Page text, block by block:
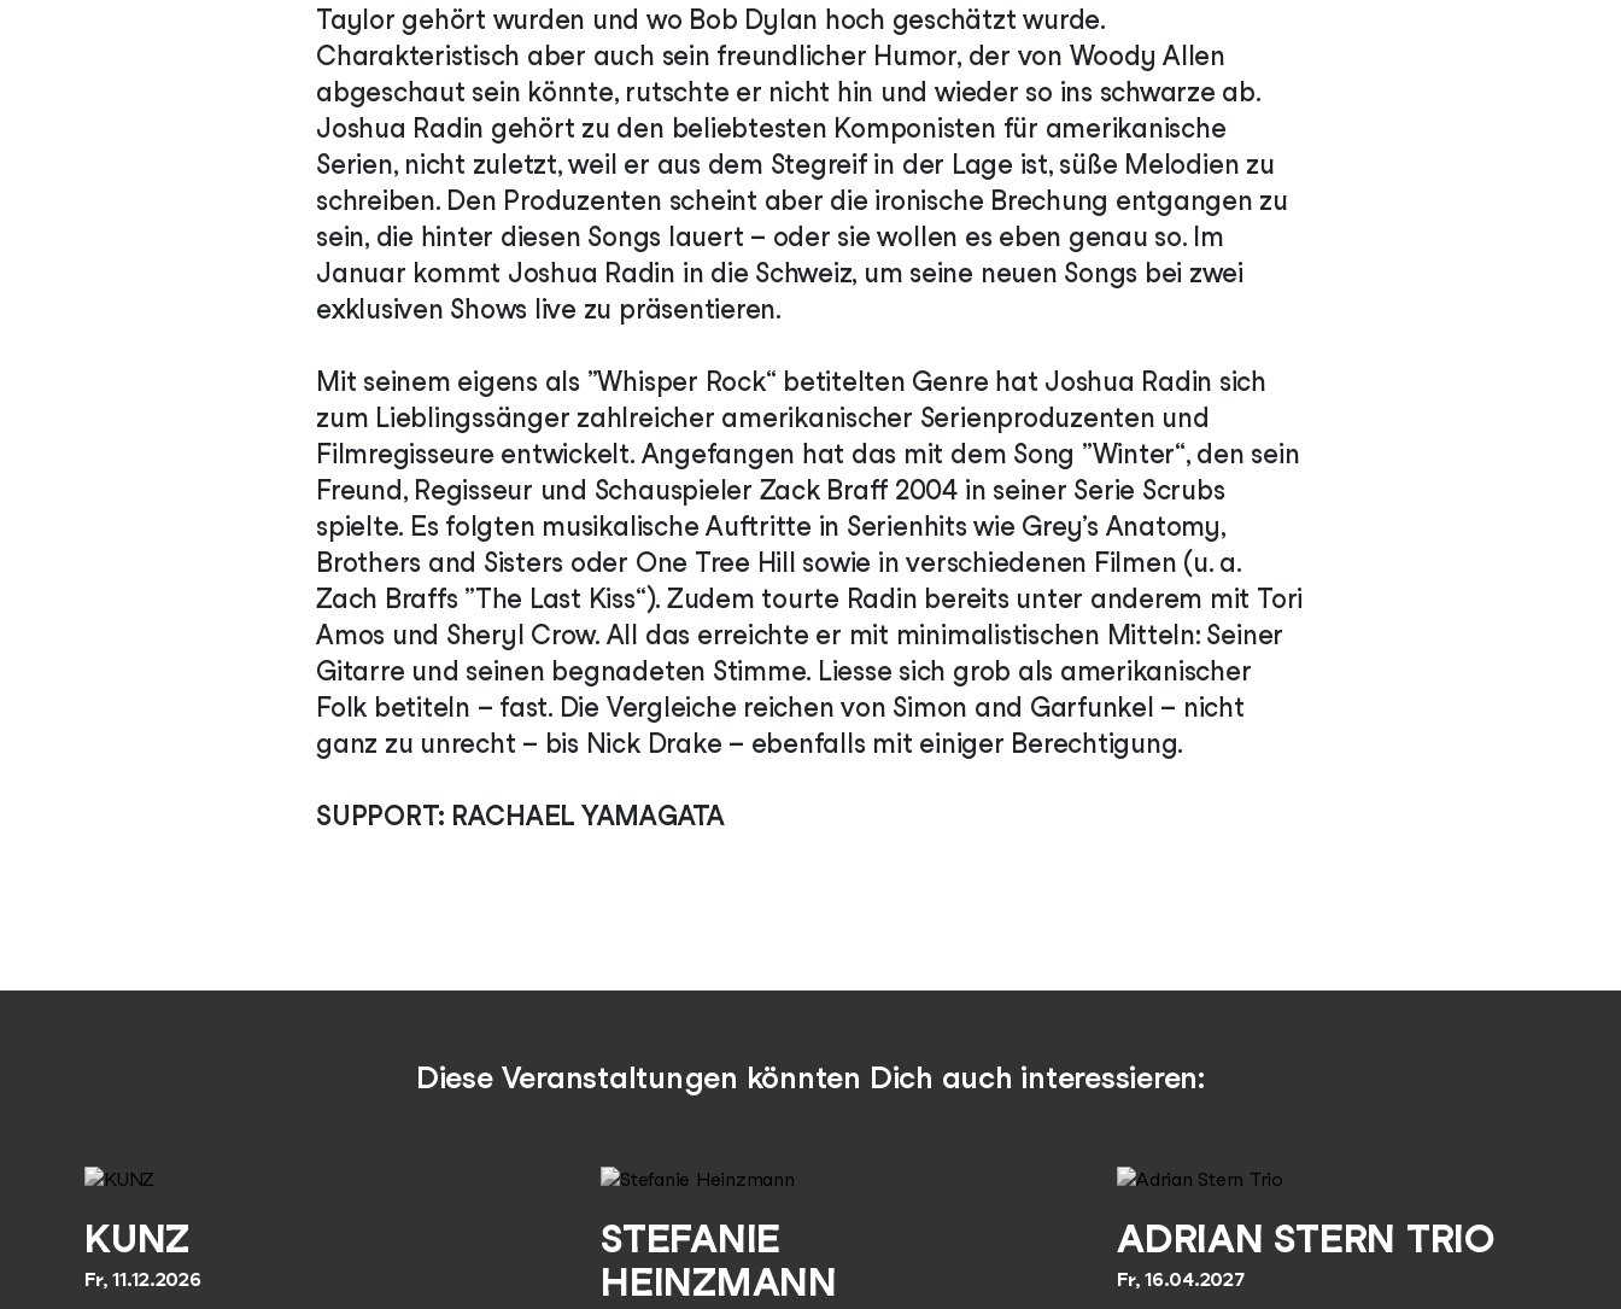
Taylor gehört wurden und wo Bob Dylan hoch geschätzt wurde.
Charakteristisch aber auch sein freundlicher Humor, der von Woody Allen
abgeschaut sein könnte, rutschte er nicht hin und wieder so ins schwarze ab.
Joshua Radin gehört zu den beliebtesten Komponisten für amerikanische
Serien, nicht zuletzt, weil er aus dem Stegreif in der Lage ist, süße Melodien zu
schreiben. Den Produzenten scheint aber die ironische Brechung entgangen zu
sein, die hinter diesen Songs lauert – oder sie wollen es eben genau so. Im
Januar kommt Joshua Radin in die Schweiz, um seine neuen Songs bei zwei
exklusiven Shows live zu präsentieren.
Mit seinem eigens als „Whisper Rock“ betitelten Genre hat Joshua Radin sich
zum Lieblingssänger zahlreicher amerikanischer Serienproduzenten und
Filmregisseure entwickelt. Angefangen hat das mit dem Song „Winter“, den sein
Freund, Regisseur und Schauspieler Zack Braff 2004 in seiner Serie Scrubs
spielte. Es folgten musikalische Auftritte in Serienhits wie Grey’s Anatomy,
Brothers and Sisters oder One Tree Hill sowie in verschiedenen Filmen (u. a.
Zach Braffs „The Last Kiss“). Zudem tourte Radin bereits unter anderem mit Tori
Amos und Sheryl Crow. All das erreichte er mit minimalistischen Mitteln: Seiner
Gitarre und seinen begnadeten Stimme. Liesse sich grob als amerikanischer
Folk betiteln – fast. Die Vergleiche reichen von Simon and Garfunkel – nicht
ganz zu unrecht – bis Nick Drake – ebenfalls mit einiger Berechtigung.
SUPPORT: RACHAEL YAMAGATA
Diese Veranstaltungen könnten Dich auch interessieren:
KUNZ
Fr, 11.12.2026
STEFANIE
HEINZMANN
ADRIAN STERN TRIO
Fr, 16.04.2027